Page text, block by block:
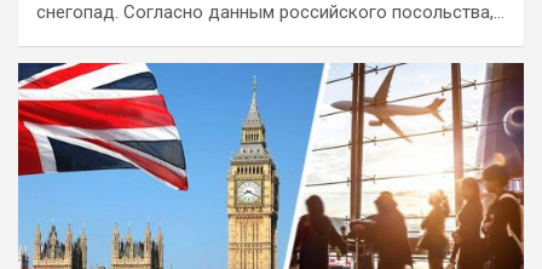
снегопад. Согласно данным российского посольства,…